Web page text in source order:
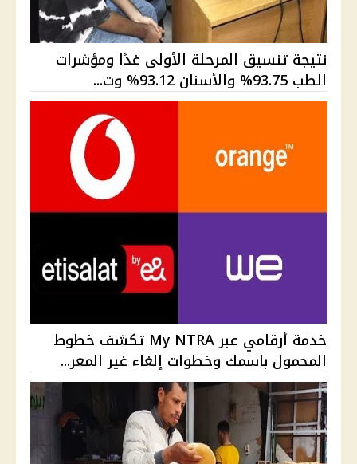
نتيجة تنسيق المرحلة الأولى غدًا ومؤشرات
الطب 93.75% والأسنان 93.12% وت...
خدمة أرقامي عبر My NTRA تكشف خطوط
المحمول باسمك وخطوات إلغاء غير المعر...